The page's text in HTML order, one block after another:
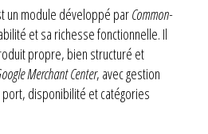
un module développé parCommon-
et sa richesse fonctionnelle. Il
propre, bien structuré et
Merchant Center, avec gestion
disponibilité et catégories